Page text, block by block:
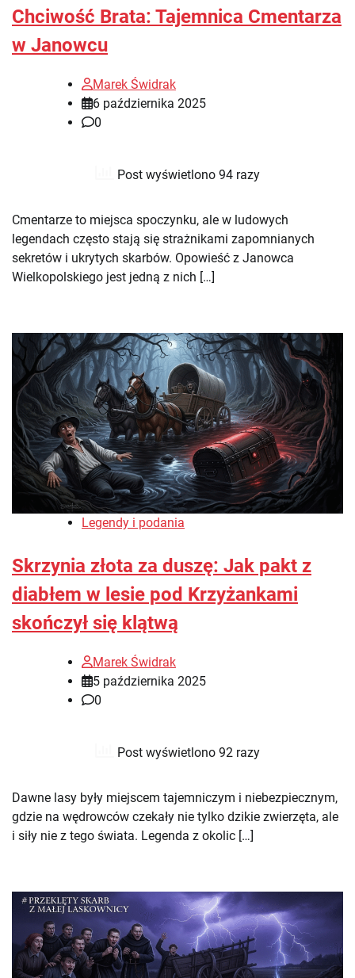
Chciwość Brata: Tajemnica Cmentarza
w Janowcu
Marek Świdrak
6 października 2025
0
Post wyświetlono 94 razy
Cmentarze to miejsca spoczynku, ale w ludowych
legendach często stają się strażnikami zapomnianych
sekretów i ukrytych skarbów. Opowieść z Janowca
Wielkopolskiego jest jedną z nich […]
Legendy i podania
Skrzynia złota za duszę: Jak pakt z
diabłem w lesie pod Krzyżankami
skończył się klątwą
Marek Świdrak
5 października 2025
0
Post wyświetlono 92 razy
Dawne lasy były miejscem tajemniczym i niebezpiecznym,
gdzie na wędrowców czekały nie tylko dzikie zwierzęta, ale
i siły nie z tego świata. Legenda z okolic […]